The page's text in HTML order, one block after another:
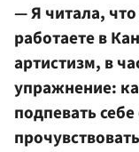
— Я читала,
работаете в
артистизм, в
упражнение:
подпевать